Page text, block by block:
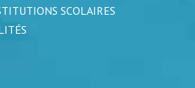
SCOLAIRES